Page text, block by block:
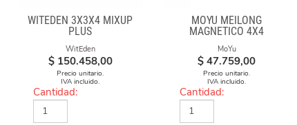
WITEDEN 3X3X4 MIXUP
PLUS
WitEden
$ 150.458,00
Precio unitario.
IVA incluido.
Cantidad:
MOYU MEILONG
MAGNETICO 4X4
MoYu
$ 47.759,00
Precio unitario.
IVA incluido.
Cantidad: